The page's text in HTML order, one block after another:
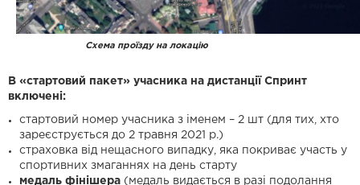
Схема проїзду на локацію
В «стартовий пакет» учасника на дистанції Спринт
включені:
стартовий номер учасника з іменем – 2 шт (для тих, хто
зареєструється до 2 травня 2021 р.)
страховка від нещасного випадку, яка покриває участь у
спортивних змаганнях на день старту
медаль фінішера (медаль видається в разі подолання